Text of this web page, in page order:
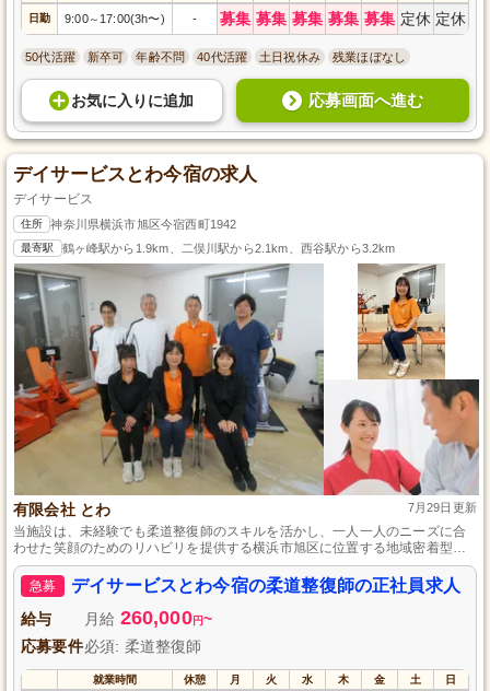
日勤 9:00～ 17:00(3h〜) - 募集 募集 募集 募集 募集 定休 定休
50代活躍 新卒可 年齢不問 40代活躍 土日祝休み 残業ほぼなし
お気に入り に追加 応募画面へ進む
デイサービスとわ今宿の求人
デイサービス
住所 神奈川県横浜市旭区今宿西町1942
最寄駅 鶴ヶ峰駅から1.9km、二俣川駅から2.1km、西谷駅から3.2km
有限会社 とわ 7月29日更新
当施設は、未経験でも柔道整復師のスキルを活かし、一人一人のニーズに合
わせた笑顔のためのリハビリを提供する横浜市旭区に位置する地域密着型デ
イサービスです。
急募
デイサービスとわ今宿の柔道整復師の正社員求人
給与 月給 260,000円~
応募要件必須: 柔道整復師
就業時間 休憩 月 火 水 木 金 土 日